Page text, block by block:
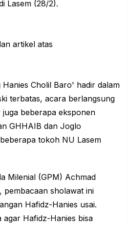
Lasem (28/2).
Hanies Cholil Baro' hadir dalam
terbatas, acara berlangsung
beberapa eksponen
GHHAIB dan Joglo
tokoh NU Lasem
Milenial (GPM) Achmad
pembacaan sholawat ini
Hafidz-Hanies usai.
agar Hafidz-Hanies bisa